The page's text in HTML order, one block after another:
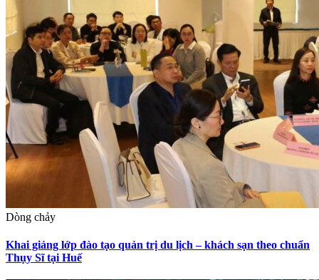
Dòng chảy
Khai giảng lớp đào tạo quản trị du lịch – khách sạn theo chuẩn
Thụy Sĩ tại Huế